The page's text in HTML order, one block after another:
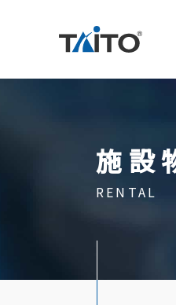
タイトーのミ
施設
RENTAL